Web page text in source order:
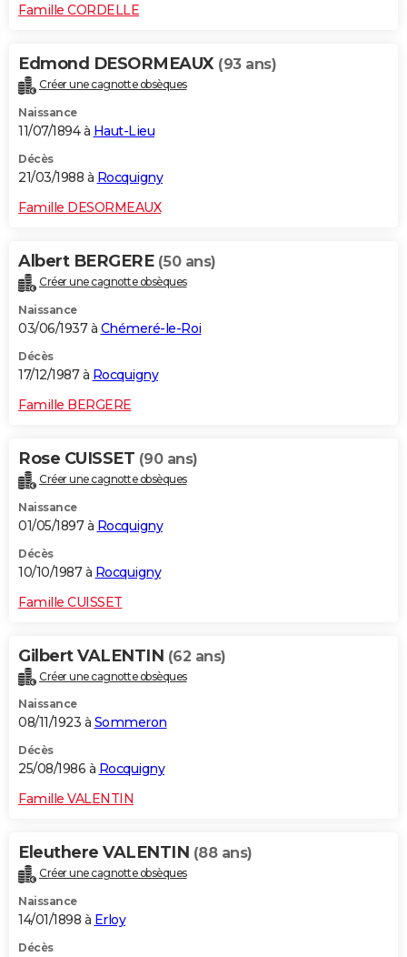
Famille CORDELLE
Edmond DESORMEAUX (93 ans)
Créer une cagnotte obsèques
Naissance
11/07/1894 à Haut-Lieu
Décès
21/03/1988 à Rocquigny
Famille DESORMEAUX
Albert BERGERE (50 ans)
Créer une cagnotte obsèques
Naissance
03/06/1937 à Chémeré-le-Roi
Décès
17/12/1987 à Rocquigny
Famille BERGERE
Rose CUISSET (90 ans)
Créer une cagnotte obsèques
Naissance
01/05/1897 à Rocquigny
Décès
10/10/1987 à Rocquigny
Famille CUISSET
Gilbert VALENTIN (62 ans)
Créer une cagnotte obsèques
Naissance
08/11/1923 à Sommeron
Décès
25/08/1986 à Rocquigny
Famille VALENTIN
Eleuthere VALENTIN (88 ans)
Créer une cagnotte obsèques
Naissance
14/01/1898 à Erloy
Décès